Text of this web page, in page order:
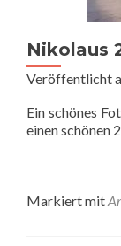
Nikolaus
Veröffentlicht
Ein schönes
einen schönen
Markiert mit